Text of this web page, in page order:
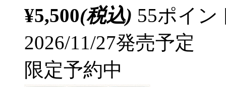
¥5,500(税込) 55ポイ
2026/11/27発売予定
限定予約中